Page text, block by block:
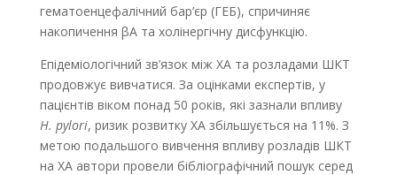
гематоенцефалічний бар’єр (ГЕБ), спричиняє
накопичення βА та холінергічну дисфункцію.
Епідеміологічний зв’язок між ХА та розладами ШКТ
продовжує вивчатися. За оцінками експертів, у
пацієнтів віком понад 50 років, які зазнали впливу
H. pylori, ризик розвитку ХА збільшується на 11%. З
метою подальшого вивчення впливу розладів ШКТ
на ХА автори провели бібліографічний пошук серед